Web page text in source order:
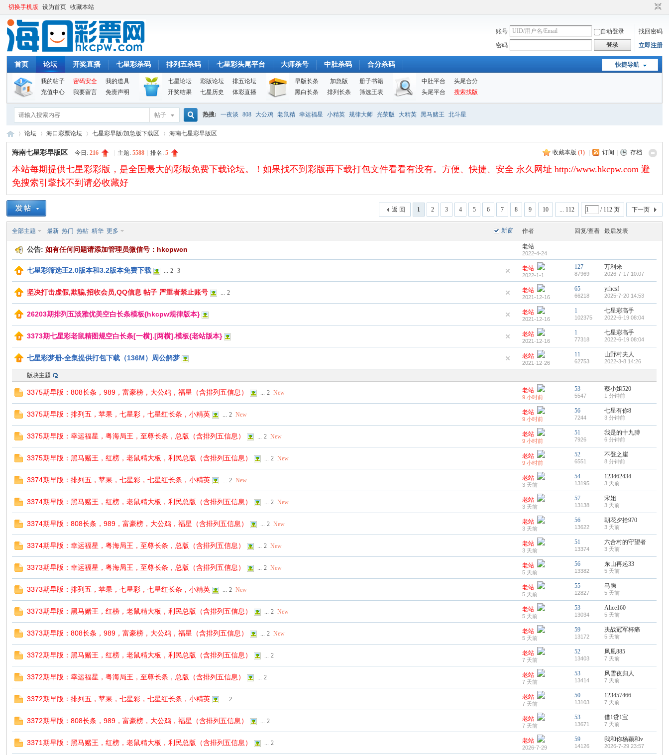
切换手机版 设为首页 收藏本站
账号 自动登录
找回密码
密码
登录 立即注册
快捷导航
首页 论坛 开奖直播 七星彩杀码 排列五杀码 七星彩头尾平台 大师杀号 中肚杀码 合分杀码
我的帖子 密码安全
我的道具
充值中心
我要留言 免责声明
七星论坛 彩版论坛
排五论坛
开奖结果
七星历史 体彩直播
早版长条 加急版
册子书籍
黑白长条
排列长条 筛选王表
中肚平台
头尾合分
头尾平台
搜索找版
帖子
搜
索
热搜: 一夜谈 808 大公鸡 老鼠精 幸运福星 小精英 规律大师 光荣版 大精英 黑马赌王 北斗星
论坛 海口彩票论坛 七星彩早版/加急版下载区 海南七星彩早版区
收藏本版 (1) 订阅 存档
海南七星彩早版区 今日:216 主题:5588 排名:5
本站每期提供七星彩彩版，是全国最大的彩版免费下载论坛。！如果找不到彩版再下载打包文件看看有没有。方便、快捷、安全 永久网址 http://www.hkcpw.com 避
免搜索引擎找不到请必收藏好
1 2 3 4 5 6 7 8 9 10 ... 112 / 112 页 下一页
返 回
新窗
全部主题 最新 热门 热帖 精华 更多 作者 回复/查看 最后发表
公告:如有任何问题请添加管理员微信号：hkcpwcn 老站
2022-4-24
七星彩筛选王2.0版本和3.2版本免费下载 ... 2 3 老站
2022-1-1
127
87969
万利来
2026-7-17 10:07
坚决打击虚假,欺骗,招收会员,QQ信息 帖子 严重者禁止账号 ... 2 老站
2021-12-16
65
66218
yrhcsf
2025-7-20 14:53
26203期排列五淡雅优美空白长条模板{hkcpw规律版本} 老站
2021-12-16
1
102375
七星彩高手
2022-6-19 08:04
3373期七星彩老鼠精图规空白长条[一横].[两横].模板{老站版本} 老站
2021-12-16
1
77318
七星彩高手
2022-6-19 08:04
七星彩梦册-全集提供打包下载（136M）周公解梦 老站
2021-12-26
11
62753
山野村夫人
2022-3-8 14:26
版块主题
3375期早版：808长条，989，富豪榜，大公鸡，福星（含排列五信息） ... 2 New 老站
9 小时前
53
5547
蔡小姐520
1 分钟前
3375期早版：排列五，苹果，七星彩，七星红长条，小精英 ... 2 New 老站
9 小时前
56
7244
七星有你8
3 分钟前
3375期早版：幸运福星，粤海局王，至尊长条，总版（含排列五信息） ... 2 New 老站
9 小时前
51
7926
我是的十九膊
6 分钟前
3375期早版：黑马赌王，红榜，老鼠精大板，利民总版（含排列五信息） ... 2 New 老站
9 小时前
52
6551
不登之崖
8 分钟前
3374期早版：排列五，苹果，七星彩，七星红长条，小精英 ... 2 New 老站
3 天前
54
13195
123462434
3 天前
3374期早版：黑马赌王，红榜，老鼠精大板，利民总版（含排列五信息） ... 2 New 老站
3 天前
57
13138
宋姐
3 天前
3374期早版：808长条，989，富豪榜，大公鸡，福星（含排列五信息） ... 2 New 老站
3 天前
56
13622
朝花夕拾970
3 天前
3374期早版：幸运福星，粤海局王，至尊长条，总版（含排列五信息） ... 2 New 老站
3 天前
51
13374
六合村的守望者
3 天前
3373期早版：幸运福星，粤海局王，至尊长条，总版（含排列五信息） ... 2 New 老站
5 天前
56
13382
东山再起33
5 天前
3373期早版：排列五，苹果，七星彩，七星红长条，小精英 ... 2 New 老站
5 天前
55
12827
马腾
5 天前
3373期早版：黑马赌王，红榜，老鼠精大板，利民总版（含排列五信息） ... 2 New 老站
5 天前
53
13034
Alice160
5 天前
3373期早版：808长条，989，富豪榜，大公鸡，福星（含排列五信息） ... 2 New 老站
5 天前
59
13172
决战冠军杯痛
5 天前
3372期早版：黑马赌王，红榜，老鼠精大板，利民总版（含排列五信息） ... 2 老站
7 天前
52
13403
凤凰885
7 天前
3372期早版：幸运福星，粤海局王，至尊长条，总版（含排列五信息） ... 2 老站
7 天前
53
13414
风雪夜归人
7 天前
3372期早版：排列五，苹果，七星彩，七星红长条，小精英 ... 2 老站
7 天前
50
13103
123457466
7 天前
3372期早版：808长条，989，富豪榜，大公鸡，福星（含排列五信息） ... 2 老站
7 天前
53
13671
借1贷1宝
7 天前
3371期早版：黑马赌王，红榜，老鼠精大板，利民总版（含排列五信息） ... 2 老站
2026-7-29
59
14126
我和你杨颖和v
2026-7-29 23:57